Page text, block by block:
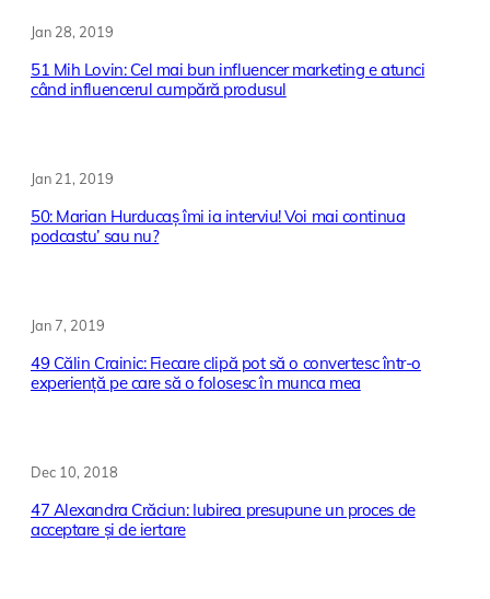
Jan 28, 2019
51 Mih Lovin: Cel mai bun influencer marketing e atunci
când influencerul cumpără produsul
Jan 21, 2019
50: Marian Hurducaș îmi ia interviu! Voi mai continua
podcastu’ sau nu?
Jan 7, 2019
49 Călin Crainic: Fiecare clipă pot să o convertesc într-o
experiență pe care să o folosesc în munca mea
Dec 10, 2018
47 Alexandra Crăciun: Iubirea presupune un proces de
acceptare și de iertare